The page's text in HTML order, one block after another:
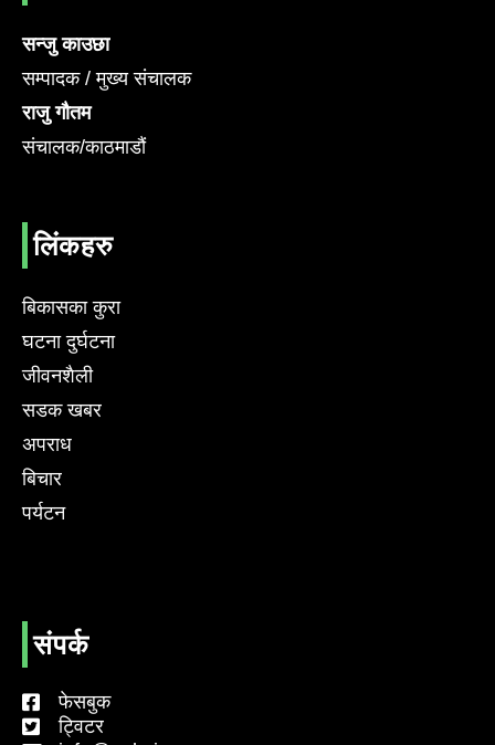
सन्जु काउछा
सम्पादक / मुख्य संचालक
राजु गौतम
संचालक/काठमाडौं
लिंकहरु
बिकासका कुरा
घटना दुर्घटना
जीवनशैली
सडक खबर
अपराध
बिचार
पर्यटन
संपर्क
फेसबुक
ट्विटर